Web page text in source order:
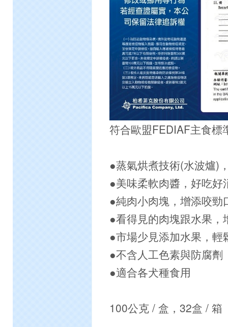
符合歐盟FEDIAF主食標
●蒸氣烘煮技術(水波爐)
●美味柔軟肉醬，好吃好
●純肉小肉塊，增添咬勁
●看得見的肉塊跟水果，
●市場少見添加水果，輕
●不含人工色素與防腐劑
●適合各犬種食用
100公克 / 盒，32盒 / 箱